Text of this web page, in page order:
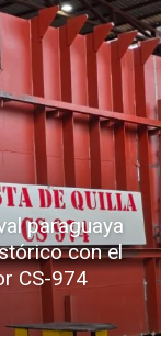
paraguaya
con el
CS-974